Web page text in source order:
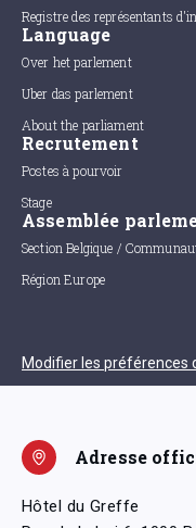
Registre des représentants
Language
Over het parlement
Uber das parlement
About the parliament
Recrutement
Postes à pourvoir
Stage
Assemblée
Section Belgique /
Région Europe
Modifier les préférences
Adresse
Hôtel du Greffe